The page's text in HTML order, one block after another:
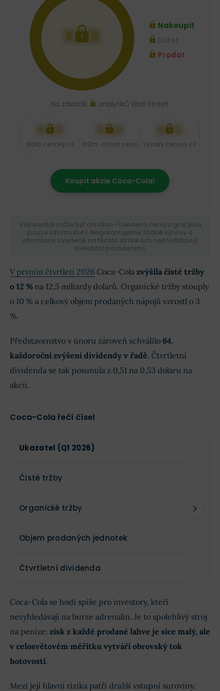
XXX
Nakoupit
Prodat
Na základě analytiků Wall Street.
XXX
Nízký cenový cíl
XXX
Prům. cílová cena
XXX
Vysoký cenový cíl
Koupit akcie Coca-Cola!
Váš kapitál může být ohrožen • Uvedená cena a graf jsou
pouze informativní. Negarantujeme žádné výnosy a
informace uvedené na těchto stránkách nepředstavují
investiční poradenství.
V prvním čtvrtletí 2026 Coca-Cola zvýšila čisté tržby
o 12 % na 12,5 miliardy dolarů. Organické tržby stouply
o 10 % a celkový objem prodaných nápojů vzrostl o 3
%.
Představenstvo v únoru zároveň schválilo 64.
každoroční zvýšení dividendy v řadě. Čtvrtletní
dividenda se tak posunula z 0,51 na 0,53 dolaru na
akcii.
Coca-Cola řečí čísel
Ukazatel (Q1 2026)
Čisté tržby
Organické tržby
Objem prodaných jednotek
Čtvrtletní dividenda
Coca-Cola se hodí spíše pro investory, kteří
nevyhledávají na burze adrenalin. Je to spolehlivý stroj
na peníze: zisk z každé prodané lahve je sice malý, ale
v celosvětovém měřítku vytváří obrovský tok
hotovosti.
Mezi její hlavní rizika patří dražší vstupní suroviny,